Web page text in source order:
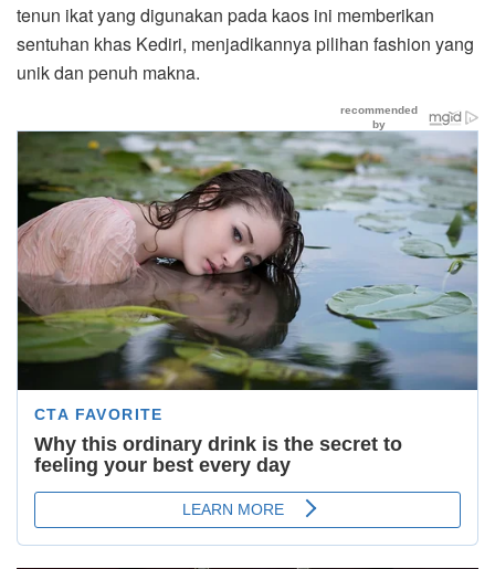
tenun ikat yang digunakan pada kaos ini memberikan
sentuhan khas Kediri, menjadikannya pilihan fashion yang
unik dan penuh makna.